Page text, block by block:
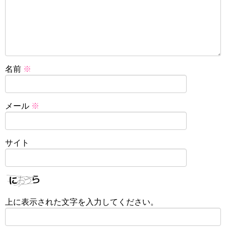
名前 ※
メール ※
サイト
上に表示された文字を入力してください。